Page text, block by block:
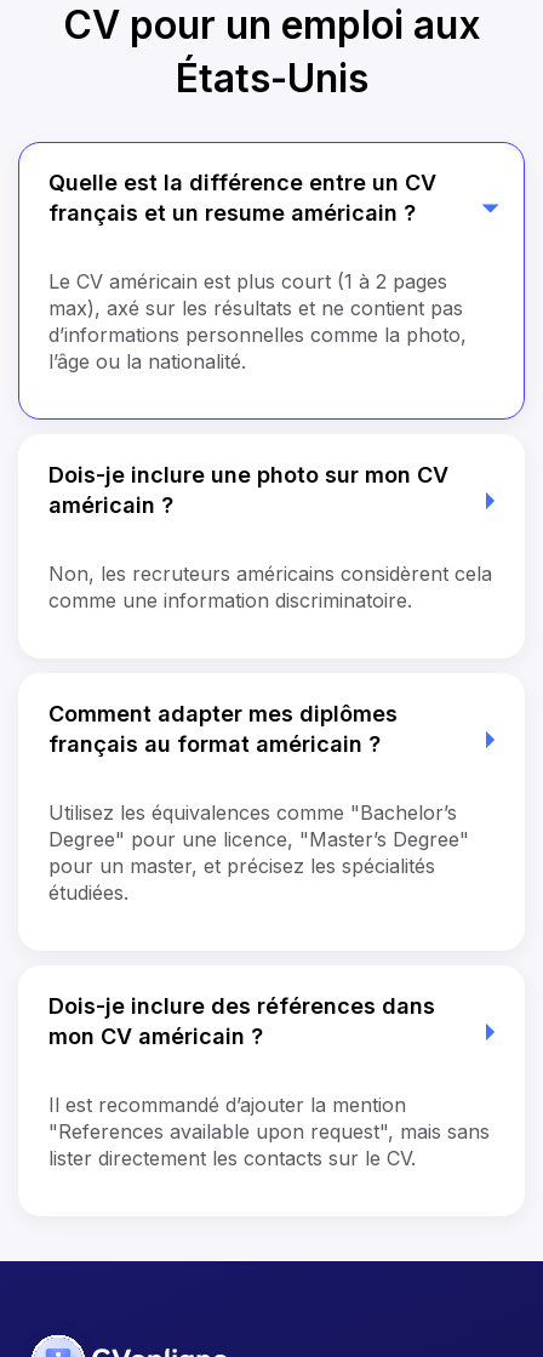
CV pour un emploi aux
États-Unis
Quelle est la différence entre un CV
français et un resume américain ?
Le CV américain est plus court (1 à 2 pages
max), axé sur les résultats et ne contient pas
d’informations personnelles comme la photo,
l’âge ou la nationalité.
Dois-je inclure une photo sur mon CV
américain ?
Non, les recruteurs américains considèrent cela
comme une information discriminatoire.
Comment adapter mes diplômes
français au format américain ?
Utilisez les équivalences comme "Bachelor’s
Degree" pour une licence, "Master’s Degree"
pour un master, et précisez les spécialités
étudiées.
Dois-je inclure des références dans
mon CV américain ?
Il est recommandé d’ajouter la mention
"References available upon request", mais sans
lister directement les contacts sur le CV.